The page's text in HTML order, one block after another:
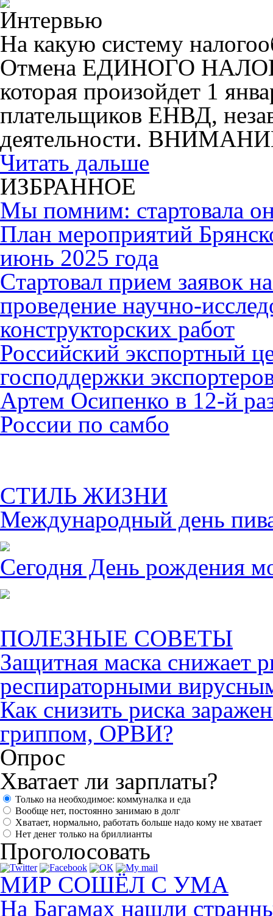
На какую систему
Отмена ЕДИНОГО
которая произойдет 1
плательщиков ЕНВД,
деятельности.
Читать дальше
ИЗБРАННОЕ
Мы помним: стартовала
План мероприятий
июнь 2025 года
Cтартовал прием заявок
проведение научно-
конструкторских работ
Российский экспортный
господдержки
Артем Осипенко в 12-й
России по самбо
СТИЛЬ ЖИЗНИ
Международный день
Сегодня День рождения
ПОЛЕЗНЫЕ СОВЕТЫ
Защитная маска снижает
респираторными
Как снизить риска
гриппом, ОРВИ?
Опрос
Хватает ли зарплаты?
Только на необходимое: коммуналка и еда
Вообще нет, постоянно занимаю в долг
Хватает, нормально, работать больше надо кому не хватает
Нет денег только на бриллианты
Проголосовать
МИР СОШЁЛ С УМА
На Багамах нашли